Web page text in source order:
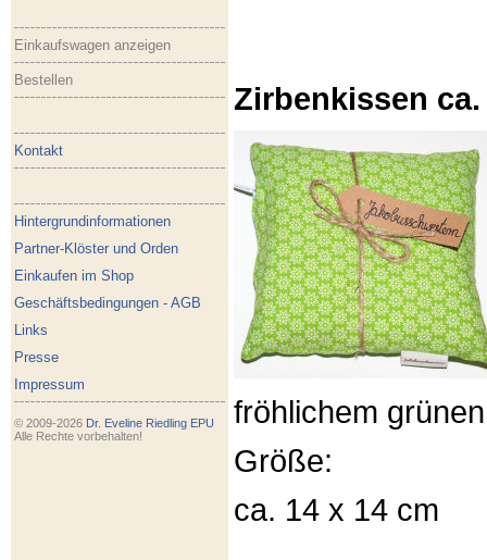
Einkaufswagen anzeigen
Bestellen
Kontakt
Hintergrundinformationen
Partner-Klöster und Orden
Einkaufen im Shop
Geschäftsbedingungen - AGB
Links
Presse
Impressum
© 2009-2026 Dr. Eveline Riedling EPU
Alle Rechte vorbehalten!
Zirbenkissen
fröhlichem
Größe:
ca. 14 x 14 cm